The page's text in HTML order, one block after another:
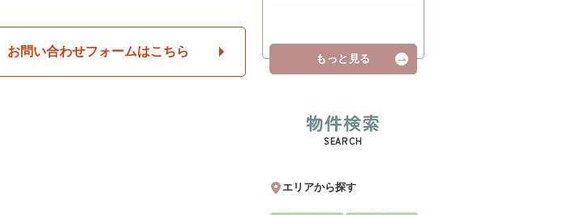
お問い合わせフォームはこちら
もっと見る
物件検索
SEARCH
エリアから探す